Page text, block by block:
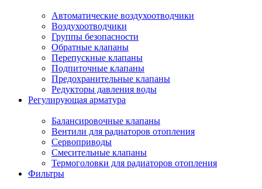
Автоматические воздухоотводчики
Воздухоотводчики
Группы безопасности
Обратные клапаны
Перепускные клапаны
Подпиточные клапаны
Предохранительные клапаны
Редукторы давления воды
Регулирующая арматура
Балансировочные клапаны
Вентили для радиаторов отопления
Сервоприводы
Смесительные клапаны
Термоголовки для радиаторов отопления
Фильтры